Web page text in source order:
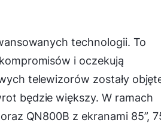
technologii. To
i oczekują
telewizorów zostały
będzie większy. W ramach
QN800B z ekranami 85”,